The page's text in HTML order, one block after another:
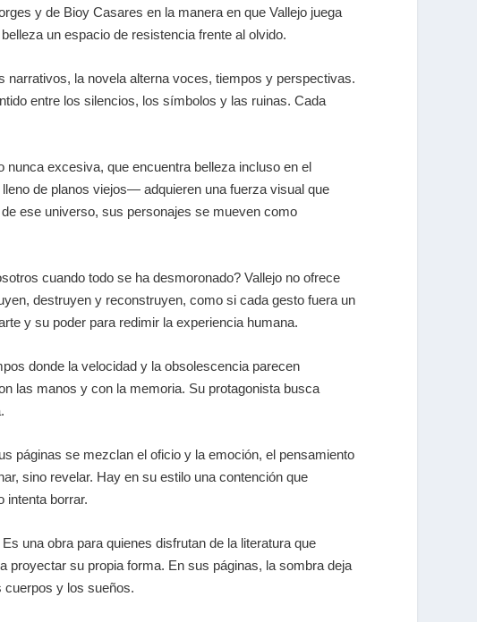
y de Bioy Casares en la manera en que Vallejo juega
un espacio de resistencia frente al olvido.
la novela alterna voces, tiempos y perspectivas.
entre los silencios, los símbolos y las ruinas. Cada
excesiva, que encuentra belleza incluso en el
de planos viejos— adquieren una fuerza visual que
ese universo, sus personajes se mueven como
cuando todo se ha desmoronado? Vallejo no ofrece
destruyen y reconstruyen, como si cada gesto fuera un
y su poder para redimir la experiencia humana.
donde la velocidad y la obsolescencia parecen
las manos y con la memoria. Su protagonista busca
páginas se mezclan el oficio y la emoción, el pensamiento
sino revelar. Hay en su estilo una contención que
intenta borrar.
Es una obra para quienes disfrutan de la literatura que
proyectar su propia forma. En sus páginas, la sombra deja
cuerpos y los sueños.